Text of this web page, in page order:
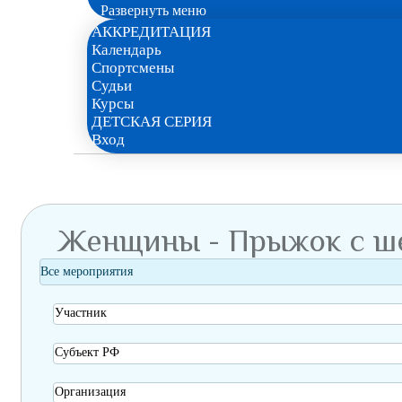
Развернуть меню
АККРЕДИТАЦИЯ
Календарь
Спортсмены
Судьи
Курсы
ДЕТСКАЯ СЕРИЯ
Вход
Женщины - Прыжок с
Все мероприятия
Участник
Субъект РФ
Организация